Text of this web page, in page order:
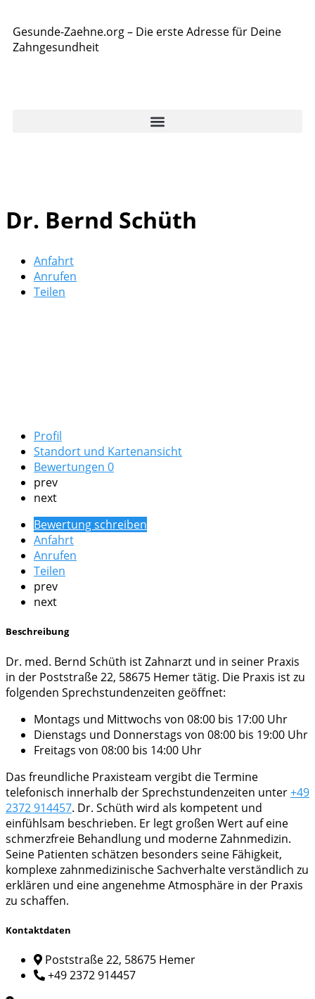
Gesunde-Zaehne.org – Die erste Adresse für Deine
Zahngesundheit
Dr. Bernd Schüth
Anfahrt
Anrufen
Teilen
Profil
Standort und Kartenansicht
Bewertungen 0
prev
next
Bewertung schreiben
Anfahrt
Anrufen
Teilen
prev
next
Beschreibung
Dr. med. Bernd Schüth ist Zahnarzt und in seiner Praxis
in der Poststraße 22, 58675 Hemer tätig. Die Praxis ist zu
folgenden Sprechstundenzeiten geöffnet:
Montags und Mittwochs von 08:00 bis 17:00 Uhr
Dienstags und Donnerstags von 08:00 bis 19:00 Uhr
Freitags von 08:00 bis 14:00 Uhr
Das freundliche Praxisteam vergibt die Termine
telefonisch innerhalb der Sprechstundenzeiten unter+49
2372 914457. Dr. Schüth wird als kompetent und
einfühlsam beschrieben. Er legt großen Wert auf eine
schmerzfreie Behandlung und moderne Zahnmedizin.
Seine Patienten schätzen besonders seine Fähigkeit,
komplexe zahnmedizinische Sachverhalte verständlich zu
erklären und eine angenehme Atmosphäre in der Praxis
zu schaffen.
Kontaktdaten
Poststraße 22, 58675 Hemer
+49 2372 914457